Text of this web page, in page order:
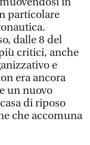
particolare
dalle 8 del
critici, anche
e
era ancora
un nuovo
di riposo
che accomuna